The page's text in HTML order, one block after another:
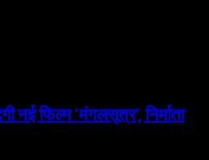
नई फिल्म ‘मंगलसूत्र’, निर्माता